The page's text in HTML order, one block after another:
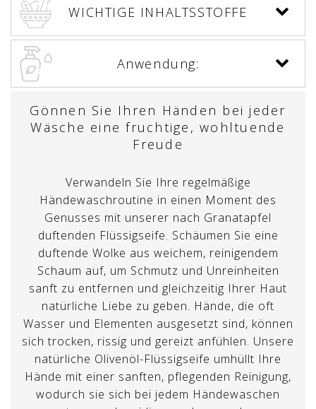
WICHTIGE INHALTSSTOFFE
Anwendung:
Gönnen Sie Ihren Händen bei jeder
Wäsche eine fruchtige, wohltuende
Freude
Verwandeln Sie Ihre regelmäßige
Händewaschroutine in einen Moment des
Genusses mit unserer nach Granatapfel
duftenden Flüssigseife. Schäumen Sie eine
duftende Wolke aus weichem, reinigendem
Schaum auf, um Schmutz und Unreinheiten
sanft zu entfernen und gleichzeitig Ihrer Haut
natürliche Liebe zu geben. Hände, die oft
Wasser und Elementen ausgesetzt sind, können
sich trocken, rissig und gereizt anfühlen. Unsere
natürliche Olivenöl-Flüssigseife umhüllt Ihre
Hände mit einer sanften, pflegenden Reinigung,
wodurch sie sich bei jedem Händewaschen